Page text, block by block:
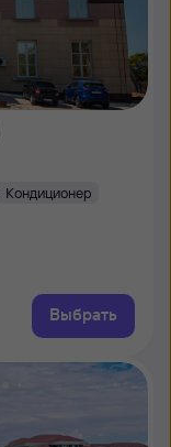
Кондиционер
Выбрать